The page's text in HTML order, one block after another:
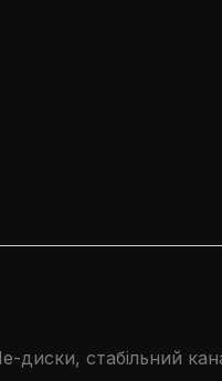
диски, стабільний